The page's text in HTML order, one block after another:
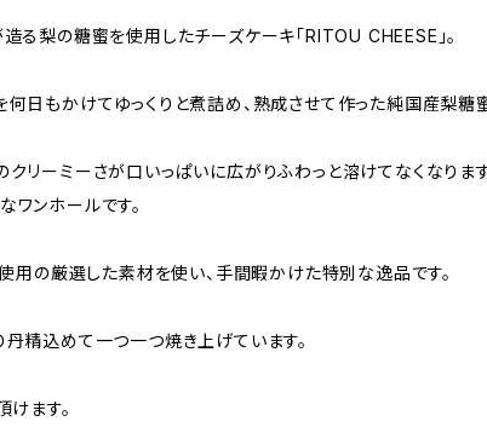
る梨の糖蜜を使用したチーズケーキ「RITOU CHEESE」。
日もかけてゆっくりと煮詰め、熟成させて作った純国産梨糖
リーミーさが口いっぱいに広がりふわっと溶けてなくなります
ンホールです。
用の厳選した素材を使い、手間暇かけた特別な逸品です。
精込めて一つ一つ焼き上げています。
ます。